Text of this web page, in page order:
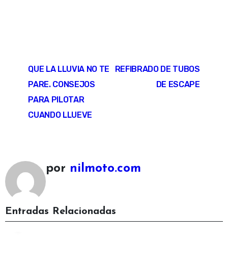
QUE LA LLUVIA NO TE
PARE. CONSEJOS
PARA PILOTAR
CUANDO LLUEVE
REFIBRADO DE TUBOS
DE ESCAPE
por nilmoto.com
Entradas Relacionadas
Accesorios moto
Promoción Cashback Cardo – Hasta 73€ de